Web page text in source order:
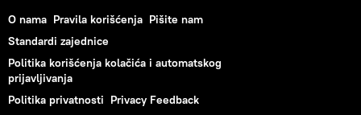
O nama Pravila korišćenja Pišite nam
Standardi zajednice
Politika korišćenja kolačića i automatskog
prijavljivanja
Politika privatnosti Privacy Feedback